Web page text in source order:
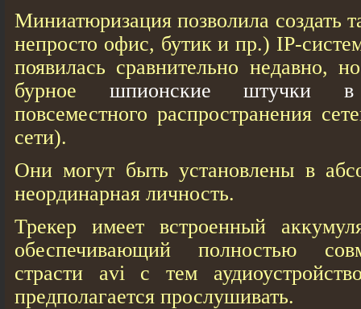
Миниатюризация позволила создать
непросто офис, бутик и пр.) IP-
появилась сравнительно недавно,
бурное шпионские штучки в
повсеместного распространения
сети).
Они могут быть установлены в
неординарная личность.
Трекер имеет встроенный
обеспечивающий полностью
страсти avi с тем
предполагается прослушивать.